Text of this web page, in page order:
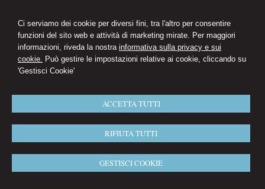
Ci serviamo dei cookie per diversi fini, tra l'altro per consentire
funzioni del sito web e attività di marketing mirate. Per maggiori
informazioni, riveda la nostra informativa sulla privacy e sui
cookie. Può gestire le impostazioni relative ai cookie, cliccando su
'Gestisci Cookie'
ACCETTA TUTTI
RIFIUTA TUTTI
GESTISCI COOKIE